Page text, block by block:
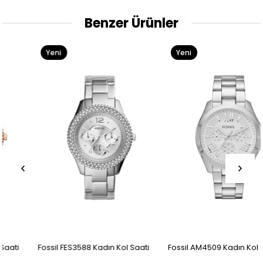
Benzer Ürünler
Fossil FES3588 Kadın Kol Saati Fossil AM4509 Kadın Kol Saati